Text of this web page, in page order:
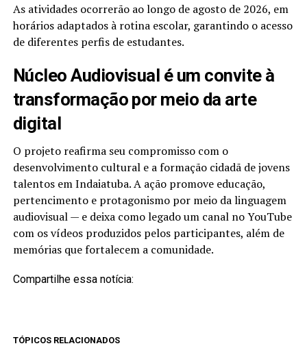
As atividades ocorrerão ao longo de agosto de 2026, em
horários adaptados à rotina escolar, garantindo o acesso
de diferentes perfis de estudantes.
Núcleo Audiovisual é um convite à
transformação por meio da arte
digital
O projeto reafirma seu compromisso com o
desenvolvimento cultural e a formação cidadã de jovens
talentos em Indaiatuba. A ação promove educação,
pertencimento e protagonismo por meio da linguagem
audiovisual — e deixa como legado um canal no YouTube
com os vídeos produzidos pelos participantes, além de
memórias que fortalecem a comunidade.
Compartilhe essa notícia:
TÓPICOS RELACIONADOS